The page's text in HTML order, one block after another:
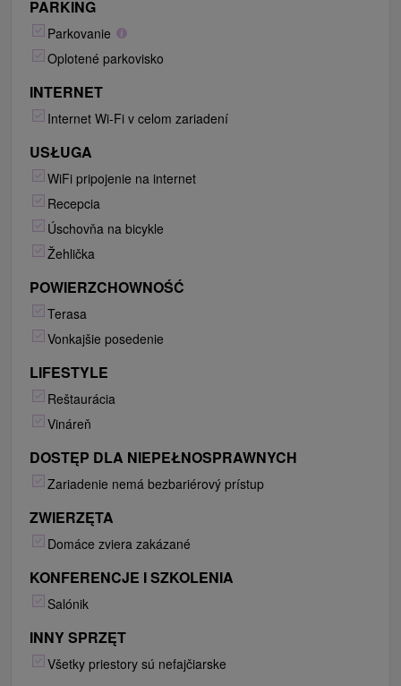
PARKING
Parkovanie
Oplotené parkovisko
INTERNET
Internet Wi-Fi v celom zariadení
USŁUGA
WiFi pripojenie na internet
Recepcia
Úschovňa na bicykle
Žehlička
POWIERZCHOWNOŚĆ
Terasa
Vonkajšie posedenie
LIFESTYLE
Reštaurácia
Vináreň
DOSTĘP DLA NIEPEŁNOSPRAWNYCH
Zariadenie nemá bezbariérový prístup
ZWIERZĘTA
Domáce zviera zakázané
KONFERENCJE I SZKOLENIA
Salónik
INNY SPRZĘT
Všetky priestory sú nefajčiarske